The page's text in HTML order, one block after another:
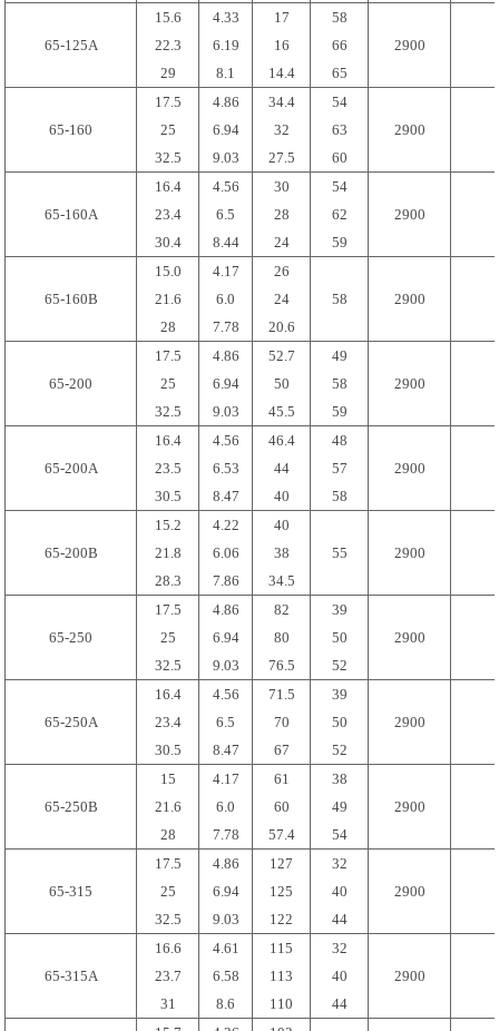
65-125A
15.6
22.3
29
4.33
6.19
8.1
17
16
14.4
58
66
65
2900
65-160
17.5
25
32.5
4.86
6.94
9.03
34.4
32
27.5
54
63
60
2900
65-160A
16.4
23.4
30.4
4.56
6.5
8.44
30
28
24
54
62
59
2900
65-160B
15.0
21.6
28
4.17
6.0
7.78
26
24
20.6
58 2900
65-200
17.5
25
32.5
4.86
6.94
9.03
52.7
50
45.5
49
58
59
2900
65-200A
16.4
23.5
30.5
4.56
6.53
8.47
46.4
44
40
48
57
58
2900
65-200B
15.2
21.8
28.3
4.22
6.06
7.86
40
38
34.5
55 2900
65-250
17.5
25
32.5
4.86
6.94
9.03
82
80
76.5
39
50
52
2900
65-250A
16.4
23.4
30.5
4.56
6.5
8.47
71.5
70
67
39
50
52
2900
65-250B
15
21.6
28
4.17
6.0
7.78
61
60
57.4
38
49
54
2900
65-315
17.5
25
32.5
4.86
6.94
9.03
127
125
122
32
40
44
2900
65-315A
16.6
23.7
31
4.61
6.58
8.6
115
113
110
32
40
44
2900